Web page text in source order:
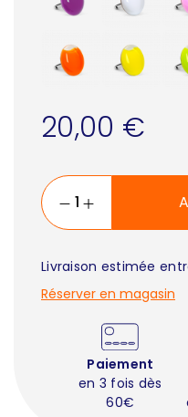
20,00 €
Livraison estimée
Réserver en magasin
Paiement
en 3 fois dès
60€